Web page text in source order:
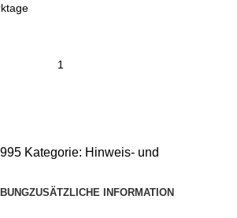
Kategorie: Hinweis- und
ZUSÄTZLICHE INFORMATION